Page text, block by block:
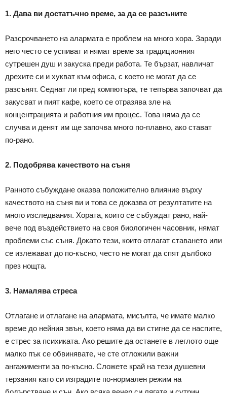
1. Дава ви достатъчно време, за да се разсъните
Разсрочването на алармата е проблем на много хора. Заради
него често се успиват и нямат време за традиционния
сутрешен душ и закуска преди работа. Те бързат, навличат
дрехите си и хукват към офиса, с което не могат да се
разсънят. Седнат ли пред компютъра, те тепърва започват да
закусват и пият кафе, което се отразява зле на
концентрацията и работния им процес. Това няма да се
случва и денят им ще започва много по-плавно, ако стават
по-рано.
2. Подобрява качеството на съня
Ранното събуждане оказва положително влияние върху
качеството на съня ви и това се доказва от резултатите на
много изследвания. Хората, които се събуждат рано, най-
вече под въздействието на своя биологичен часовник, нямат
проблеми със съня. Докато тези, които отлагат ставането или
се излежават до по-късно, често не могат да спят дълбоко
през нощта.
3. Намалява стреса
Отлагане и отлагане на алармата, мисълта, че имате малко
време до нейния звън, което няма да ви стигне да се наспите,
е стрес за психиката. Ако решите да останете в леглото още
малко пък се обвинявате, че сте отложили важни
ангажименти за по-късно. Сложете край на тези душевни
терзания като си изградите по-нормален режим на